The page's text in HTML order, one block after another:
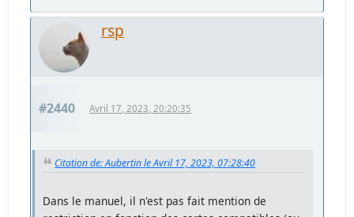
rsp
#2440 Avril 17, 2023, 20:20:35
Citation de: Aubertin le Avril 17, 2023, 07:28:40
Dans le manuel, il n'est pas fait mention de